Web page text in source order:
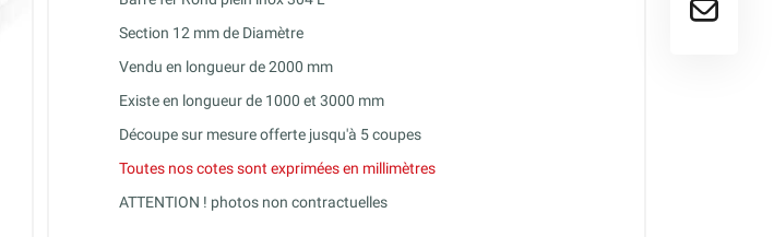
Section 12 mm de Diamètre
Vendu en longueur de 2000 mm
Existe en longueur de 1000 et 3000 mm
Découpe sur mesure offerte jusqu'à 5 coupes
Toutes nos cotes sont exprimées en millimètres
ATTENTION ! photos non contractuelles